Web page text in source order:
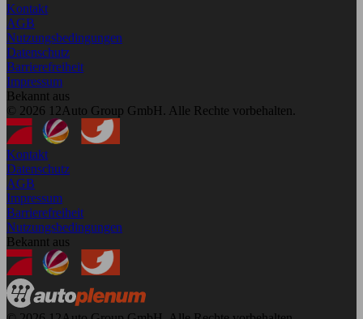
Kontakt
AGB
Nutzungsbedingungen
Datenschutz
Barrierefreiheit
Impressum
Bekannt aus
© 2026 12Auto Group GmbH. Alle Rechte vorbehalten.
Kontakt
Datenschutz
AGB
Impressum
Barrierefreiheit
Nutzungsbedingungen
Bekannt aus